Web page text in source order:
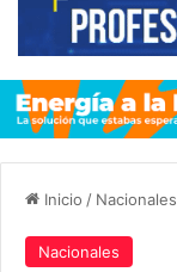
Inicio / Nacionales
Nacionales